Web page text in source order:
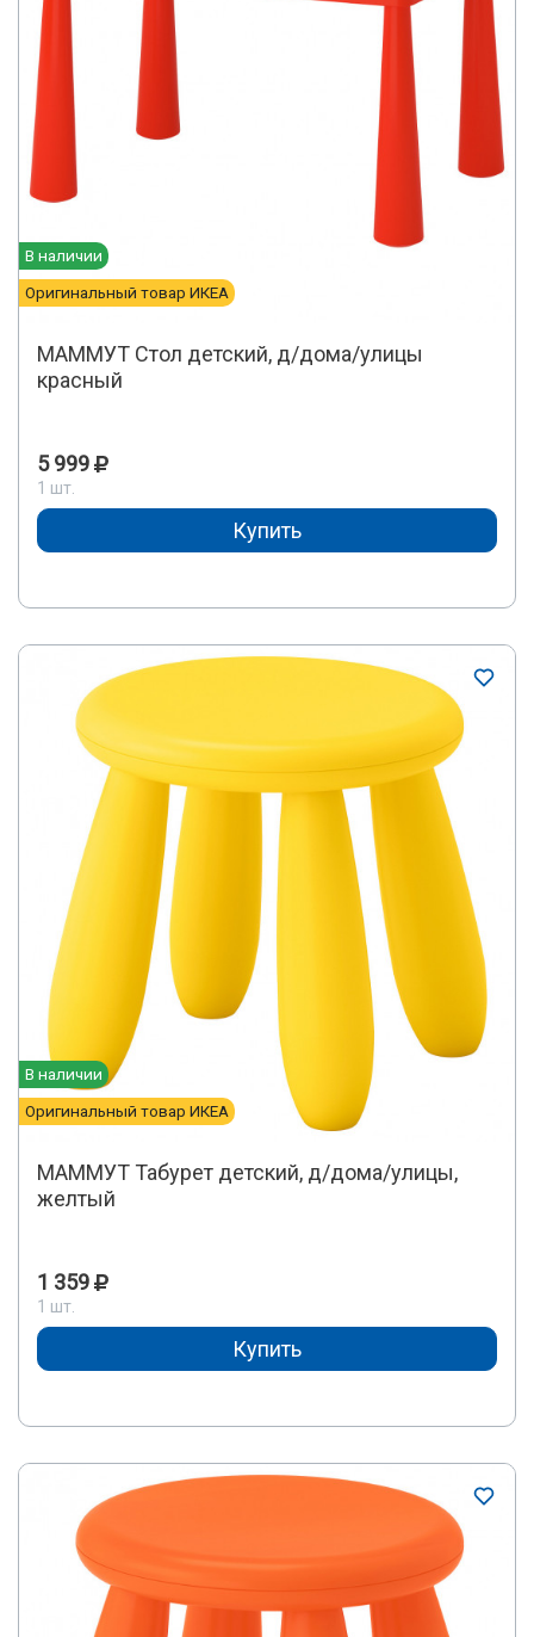
В наличии
Оригинальный товар ИКЕА
МАММУТ Стол детский, д/дома/улицы
красный
5 999
1 шт.
Купить
В наличии
Оригинальный товар ИКЕА
МАММУТ Табурет детский, д/дома/улицы,
желтый
1 359
1 шт.
Купить